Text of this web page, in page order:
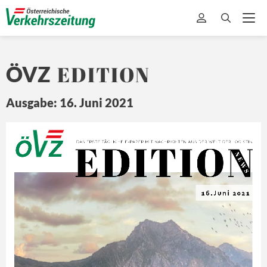
ÖVZ EDITION
Ausgabe: 16. Juni 2021
Z
Ö EDITION
DA S ERSTE TÄGLICHE E-PAPER MIT NACHRICHTEN A US DER WELT DER LOGISTIK
N E
W S
16.Juni 2021